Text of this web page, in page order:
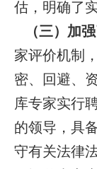
估，明确了
（三）加强
家评价机制
密、回避、
库专家实行
的领导，具
守有关法律